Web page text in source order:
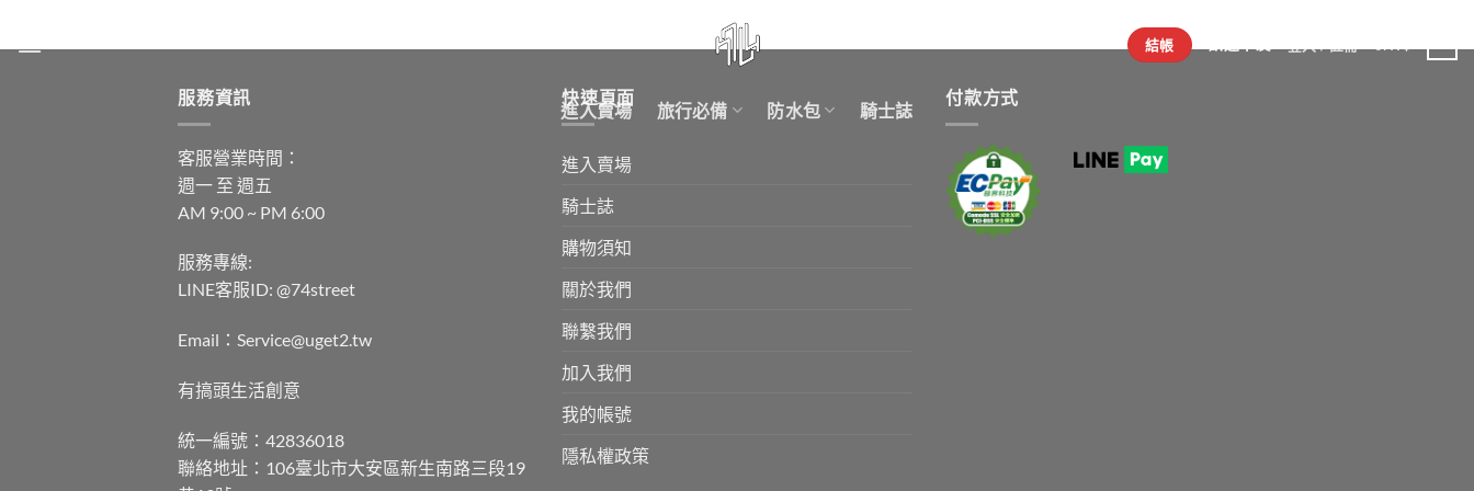
結帳
進入賣場 旅行必備 防水包 騎士誌
服務資訊
客服營業時間：
週一 至 週五
AM 9:00 ~ PM 6:00
服務專線:
LINE客服ID: @74street
Email：Service@uget2.tw
有搞頭生活創意
統一編號：42836018
聯絡地址：106臺北市大安區新生南路三段19
快速頁面
進入賣場
騎士誌
購物須知
關於我們
聯繫我們
加入我們
我的帳號
隱私權政策
付款方式